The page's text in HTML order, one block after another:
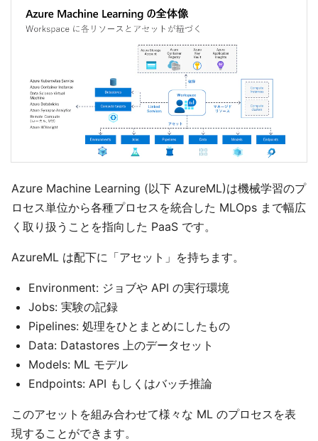
Azure Machine Learning (以下 AzureML)は機械学習のプ
ロセス単位から各種プロセスを統合した MLOps まで幅広
く取り扱うことを指向した PaaS です。
AzureML は配下に「アセット」を持ちます。
Environment: ジョブや API の実行環境
Jobs: 実験の記録
Pipelines: 処理をひとまとめにしたもの
Data: Datastores 上のデータセット
Models: ML モデル
Endpoints: API もしくはバッチ推論
このアセットを組み合わせて様々な ML のプロセスを表
現することができます。